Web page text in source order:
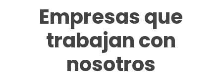
Empresas que
trabajan con
nosotros